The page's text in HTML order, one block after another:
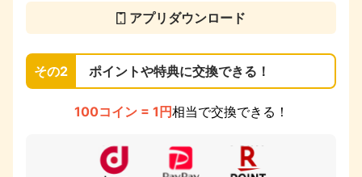
アプリダウンロード
その2 ポイントや特典に交換できる！
100コイン = 1円相当で交換できる！